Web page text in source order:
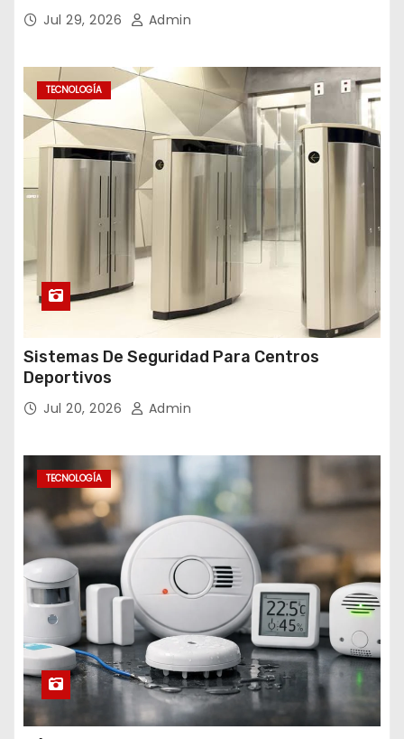
Jul 29, 2026 Admin
TECNOLOGÍA
Sistemas De Seguridad Para Centros
Deportivos
Jul 20, 2026 Admin
TECNOLOGÍA